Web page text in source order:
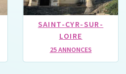
SAINT-CYR-SUR-
LOIRE
25 ANNONCES